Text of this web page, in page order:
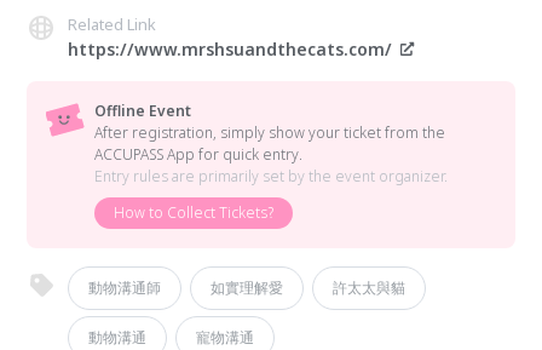
Related Link
https://www.mrshsuandthecats.com/
Offline Event
After registration, simply show your ticket from the
ACCUPASS App for quick entry.
Entry rules are primarily set by the event organizer.
How to Collect Tickets?
動物溝通師 如實理解愛 許太太與貓
動物溝通 寵物溝通